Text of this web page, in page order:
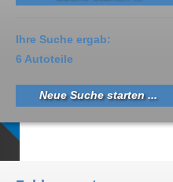
Ihre Suche ergab:
6 Autoteile
Neue Suche starten ...